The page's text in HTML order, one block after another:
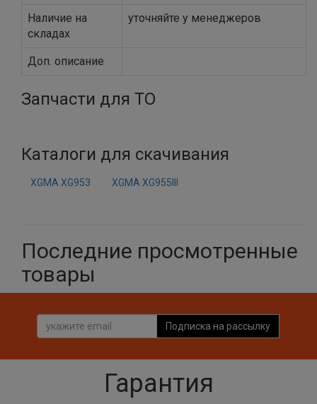
Наличие на
складах
уточняйте у менеджеров
Доп. описание
Запчасти для ТО
Каталоги для скачивания
XGMA XG953 XGMA XG955III
Последние просмотренные
товары
Подписка на рассылку
Гарантия